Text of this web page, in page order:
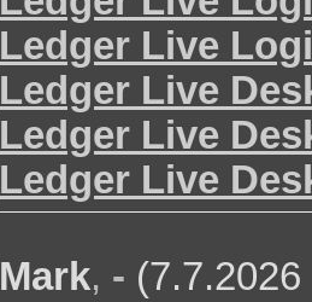
Ledger Live
Ledger Live
Ledger Live
Ledger Live
Mark, -